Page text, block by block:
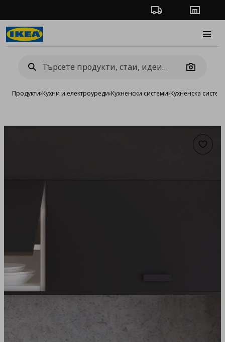
Проследяване на
Camera
Продукти›Кухни и електроуреди›Кухненски системи›Кухненска